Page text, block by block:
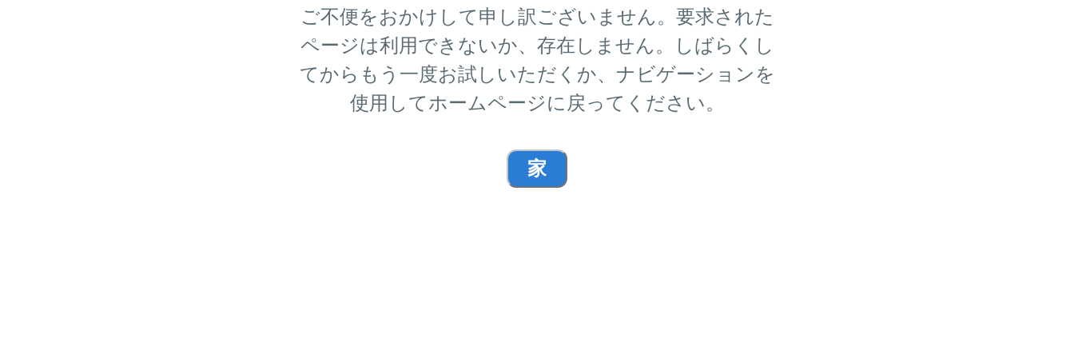
ご不便をおかけして申し訳ございません。要求された
ページは利用できないか、存在しません。しばらくし
てからもう一度お試しいただくか、ナビゲーションを
使用してホームページに戻ってください。
家